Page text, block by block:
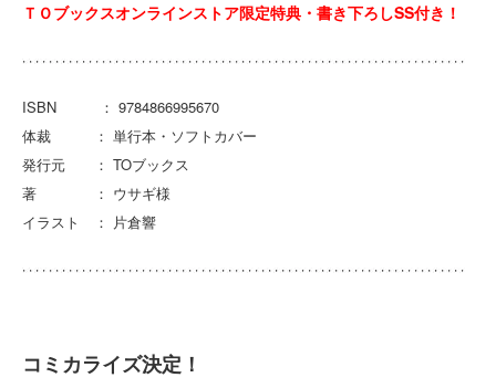
ＴＯブックスオンラインストア限定特典・書き下ろしSS付き！
ISBN ： 9784866995670
体裁 ： 単行本・ソフトカバー
発行元 ： TOブックス
著 ： ウサギ様
イラスト ： 片倉響
コミカライズ決定！